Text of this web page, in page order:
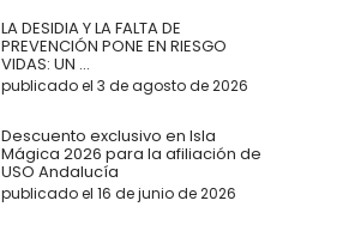
LA DESIDIA Y LA FALTA DE
PREVENCIÓN PONE EN RIESGO
VIDAS: UN ...
publicado el 3 de agosto de 2026
Descuento exclusivo en Isla
Mágica 2026 para la afiliación de
USO Andalucía
publicado el 16 de junio de 2026